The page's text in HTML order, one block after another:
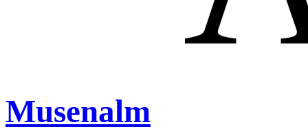
Musenalm